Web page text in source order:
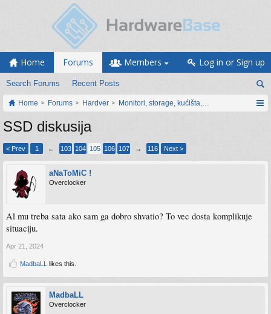
Home Forums
Search Forums Recent Posts
Members Log in or Sign up
Home Forums Hardver Monitori, storage, kućišta, periferija
SSD diskusija
< Prev 1 ← 103 104 105 106 107 → 116 Next >
aNaToMiC !
Overclocker
Al mu treba sata ako sam ga dobro shvatio? To vec dosta komplikuje
situaciju.
Apr 21, 2024
MadbaLL likes this.
MadbaLL
Overclocker